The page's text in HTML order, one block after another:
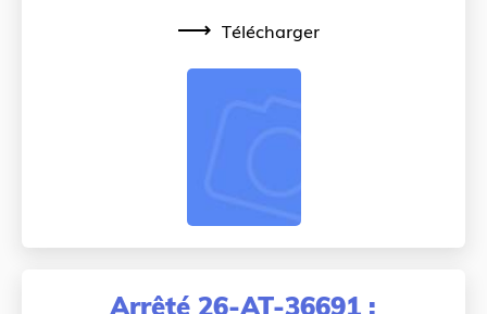
Télécharger
Arrêté 26-AT-36691 :